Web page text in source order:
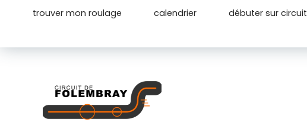
trouver mon roulage calendrier débuter sur circuit